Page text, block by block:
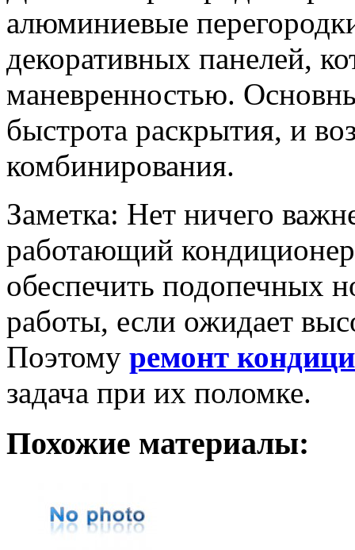
алюминиевые
декоративных панелей,
маневренностью.
быстрота раскрытия, и
комбинирования.
Заметка: Нет ничего
работающий
обеспечить подопечных
работы, если ожидает
Поэтому ремонт
задача при их поломке.
Похожие материалы: